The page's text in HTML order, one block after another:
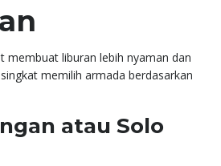
membuat liburan lebih nyaman dan
memilih armada berdasarkan
atau Solo